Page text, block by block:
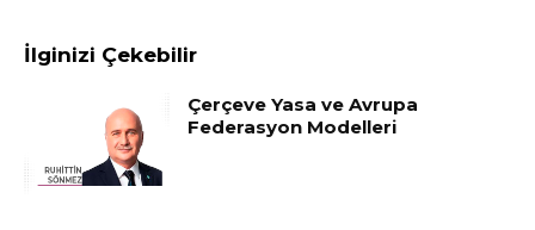
İlginizi Çekebilir
Çerçeve Yasa ve Avrupa
Federasyon Modelleri